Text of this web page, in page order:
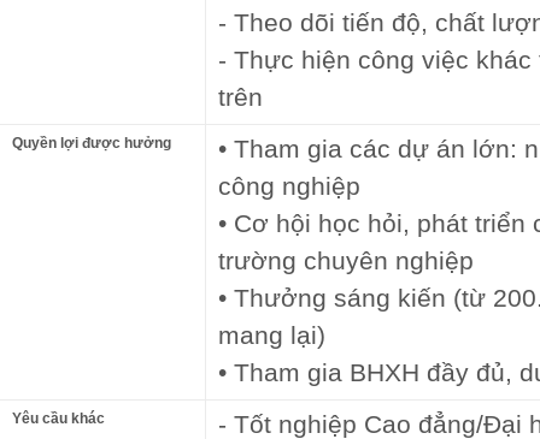
- Theo dõi tiến độ, chất
- Thực hiện công việc
trên
Quyền lợi được hưởng
• Tham gia các dự án lớn:
công nghiệp
• Cơ hội học hỏi, phát triển
trường chuyên nghiệp
• Thưởng sáng kiến (từ
mang lại)
• Tham gia BHXH đầy đủ,
Yêu cầu khác
- Tốt nghiệp Cao đẳng/Đại